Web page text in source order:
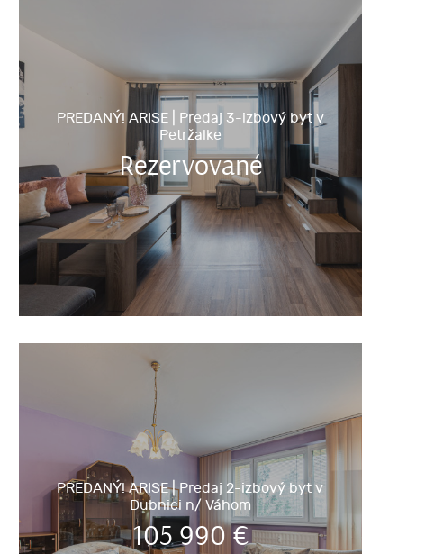
PREDANÝ! ARISE | Predaj 3-izbový byt v
Petržalke
Rezervované
PREDANÝ! ARISE | Predaj 2-izbový byt v
Dubnici n/ Váhom
105 990€